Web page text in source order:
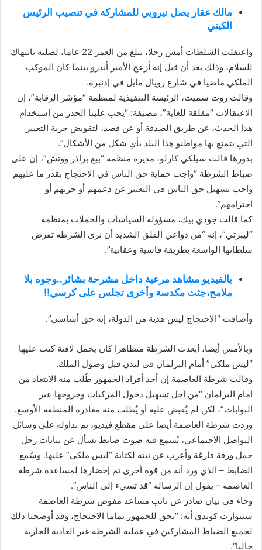
مالك عقار يصل نيروبي للمشاركة في تنصيب الرئيس
الكيني
واعتقلت السلطات أمس رجلا، يبلغ من العمر 22 عاما، لصلته بانتهاك
للسلام، وذلك بعد أن قيل إنه أزعج الأمير أندرو بينما كان الموكب
الملكي ماضيا في شارع رويال مايل في إدنبرة.
وقالت روث سميث، الرئيسة التنفيذية لمنظمة “مؤشر الرقابة”، إن
الاعتقالات “مقلقة للغاية”، مضيفة: “يجب علينا الحذر من استخدام
هذا الحدث، عن طريق الصدفة أو عن قصد، لتقويض حرية التعبير
التي يتمتع بها مواطنو هذا البلد بأي شكل من الأشكال”.
بدورها قالت سيلكي كارلو، مديرة منظمة “بيغ براذر ووتش”، إن على
ضباط الشرطة “واجب حماية حق الناس في الاحتجاج بقدر ما عليهم
واجب تسهيل حق الناس في التعبير عن دعمهم أو حزنهم أو
احترامهم”.
كما قالت جودي بيك، مسؤولة السياسات والحملات بمنظمة
“ليبرتي”، إنه “من دواعي القلق الشديد أن نرى الشرطة تفرض
سلطاتها الواسعة بطريقة قاسية وعقابية”.
بالفيديو مشاهد مرعبة داخل مشرحة بشائر..وجوه بلا
ملامح،جثث مكدسة وأخرى تجلس على كرسي!!
وأضافت “الاحتجاج ليس هدية من الدولة، إنه حق أساسي”.
وبالأمس أيضا، أبعدت الشرطة متظاهرا كان يحمل لافتة كتب عليها
“ليس ملكي” أمام البرلمان في لندن قبل وصول الملك.
وقالت شرطة العاصمة إن أحد أفراد الجمهور طُلب منه الابتعاد من
أمام البرلمان “من أجل تسهيل دخول المركبات وخروجها عبر
البوابات”، لكن لم يُقبض عليه أو يُطلب منه مغادرة المنطقة الأوسع.
وردت شرطة العاصمة أيضا على مقطع فيديو، تم تداوله على وسائل
التواصل الاجتماعي، يُسمع فيه صوت ضابط يسأل عن بيانات رجل
حمل ورقة فارغة وأعرب عن نيته لكتابة “ليس ملكي” عليها. وسُمع
الضابط – الذي ورد أنه من قوة أخرى تم إحضارها لمساعدة شرطة
العاصمة – يقول إن الرسالة “قد تسيء إلى الناس”.
وجاء في بيان صادر عن نائب مساعد مفوض شرطة العاصمة
ستيوارت كوندي أنه: “يحق للجمهور تماما الاحتجاج، وقد أوضحنا ذلك
لجميع الضباط المشاركين في عملية الشرطة غير العادية الجارية
حاليا”.